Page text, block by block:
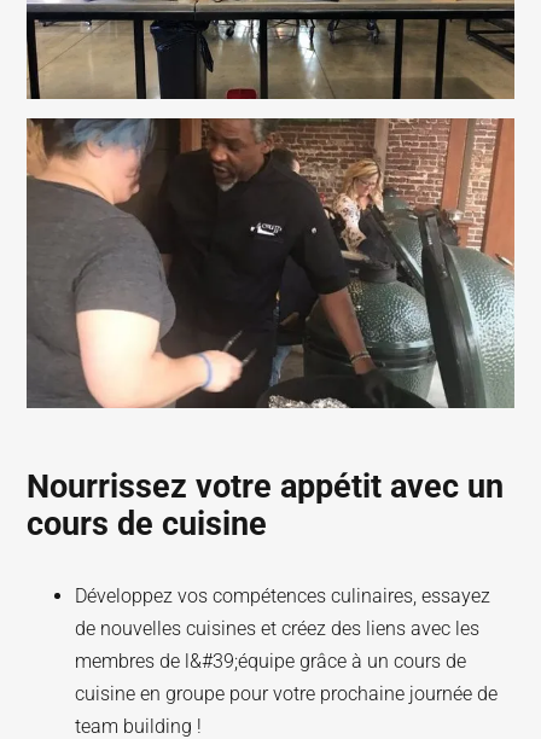
Nourrissez votre appétit avec un
cours de cuisine
Développez vos compétences culinaires, essayez
de nouvelles cuisines et créez des liens avec les
membres de l&#39;équipe grâce à un cours de
cuisine en groupe pour votre prochaine journée de
team building !